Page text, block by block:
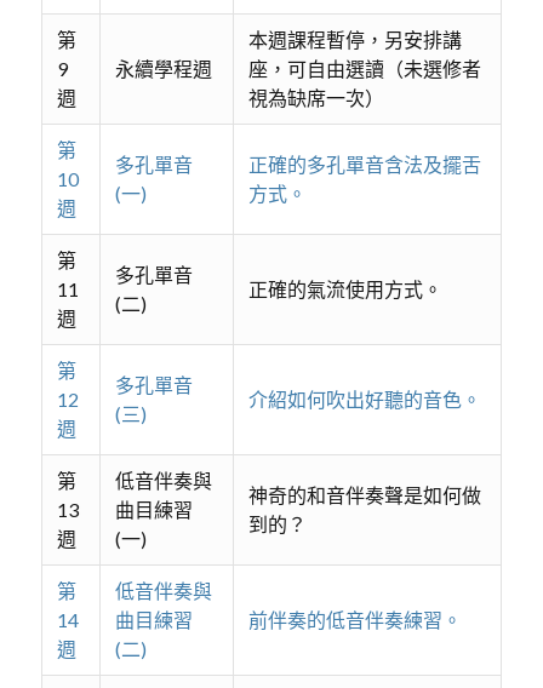
第
9
週
永續學程週
本週課程暫停，另安排講
座，可自由選讀（未選修者
視為缺席一次）
第
10
週
多孔單音
(一)
正確的多孔單音含法及擺舌
方式。
第
11
週
多孔單音
(二)
正確的氣流使用方式。
第
12
週
多孔單音
(三)
介紹如何吹出好聽的音色。
第
13
週
低音伴奏與
曲目練習
(一)
神奇的和音伴奏聲是如何做
到的？
第
14
週
低音伴奏與
曲目練習
(二)
前伴奏的低音伴奏練習。